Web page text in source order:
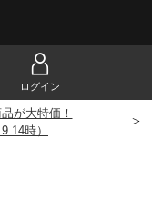
が大特価！
14時）
>